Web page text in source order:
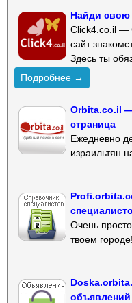
Найди свою
Click4.co.il —
сайт
Здесь ты
Подробнее →
Orbita.co.il
страница
Ежедневно
израильтян
Очень
твоем городе!